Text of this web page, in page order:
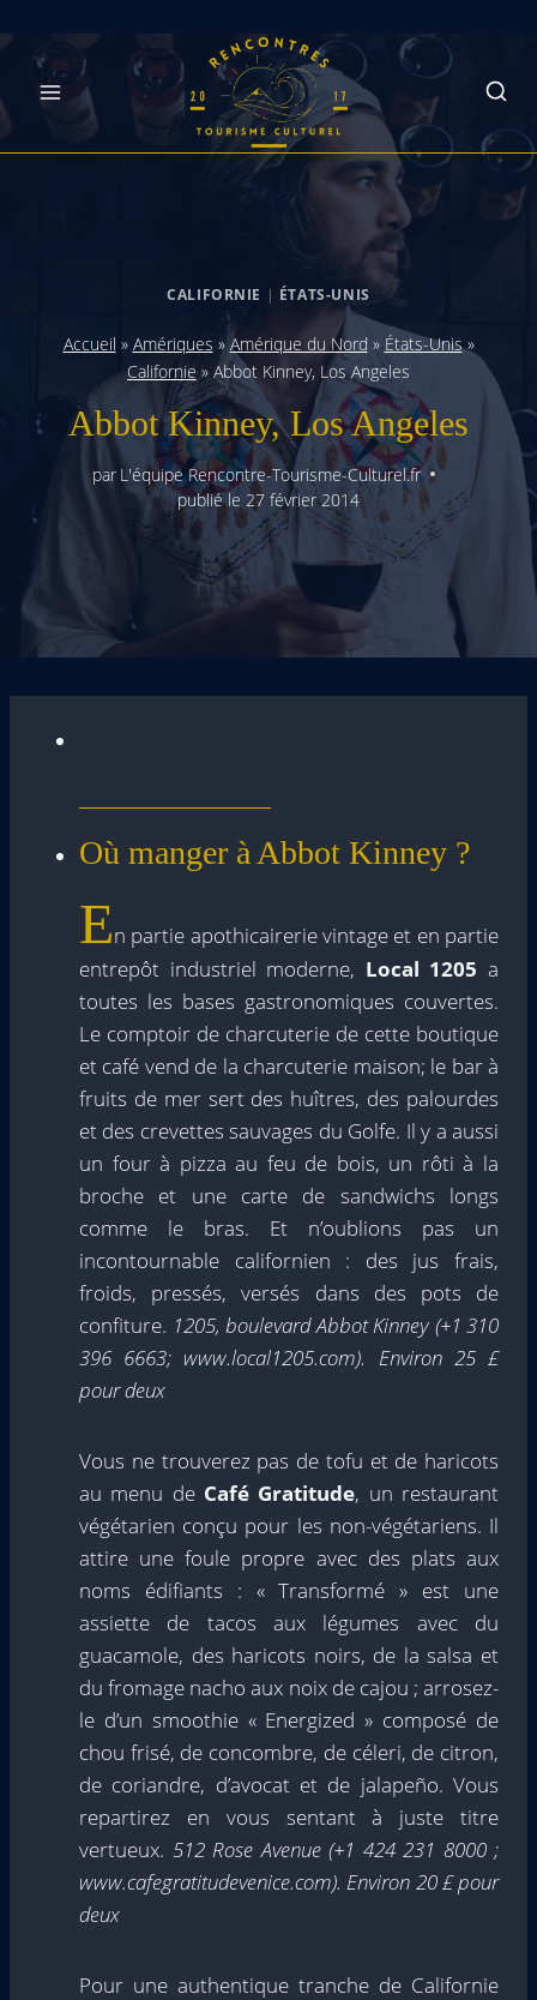
content
CALIFORNIE | ÉTATS-UNIS
Accueil » Amériques » Amérique du Nord » États-Unis»
Californie» Abbot Kinney, Los Angeles
Abbot Kinney, Los Angeles
par L'équipe Rencontre-Tourisme-Culturel.fr
publié le 27 février 2014
Où manger à Abbot Kinney ?
En partie apothicairerie vintage et en partie
entrepôt industriel moderne, Local 1205 a
toutes les bases gastronomiques couvertes.
Le comptoir de charcuterie de cette boutique
et café vend de la charcuterie maison; le bar à
fruits de mer sert des huîtres, des palourdes
et des crevettes sauvages du Golfe. Il y a aussi
un four à pizza au feu de bois, un rôti à la
broche et une carte de sandwichs longs
comme le bras. Et n’oublions pas un
incontournable californien : des jus frais,
froids, pressés, versés dans des pots de
confiture. 1205, boulevard Abbot Kinney (+1 310
396 6663; www.local1205.com). Environ 25 £
pour deux
Vous ne trouverez pas de tofu et de haricots
au menu de Café Gratitude, un restaurant
végétarien conçu pour les non-végétariens. Il
attire une foule propre avec des plats aux
noms édifiants : « Transformé » est une
assiette de tacos aux légumes avec du
guacamole, des haricots noirs, de la salsa et
du fromage nacho aux noix de cajou ; arrosez-
le d’un smoothie « Energized » composé de
chou frisé, de concombre, de céleri, de citron,
de coriandre, d’avocat et de jalapeño. Vous
repartirez en vous sentant à juste titre
vertueux. 512 Rose Avenue (+1 424 231 8000 ;
www.cafegratitudevenice.com). Environ 20 £ pour
deux
Pour une authentique tranche de Californie